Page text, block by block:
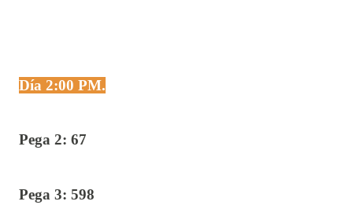
Día 2:00 PM.
Pega 2: 67
Pega 3: 598